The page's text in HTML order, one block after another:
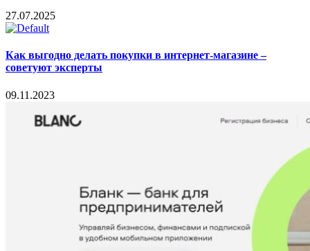
27.07.2025
Как выгодно делать покупки в интернет-магазине –
советуют эксперты
09.11.2023